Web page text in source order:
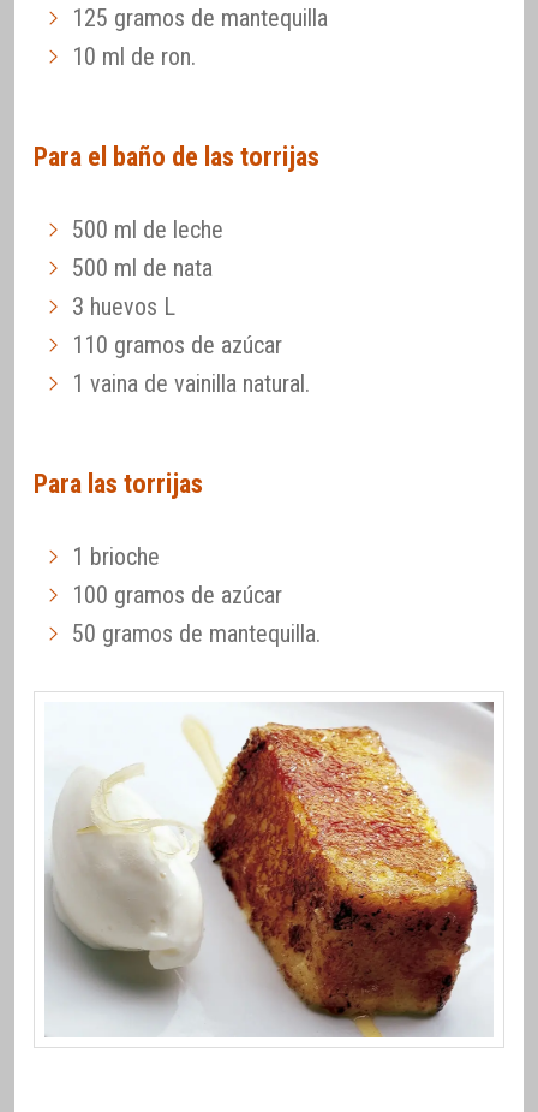
125 gramos de mantequilla
10 ml de ron.
Para el baño de las torrijas
500 ml de leche
500 ml de nata
3 huevos L
110 gramos de azúcar
1 vaina de vainilla natural.
Para las torrijas
1 brioche
100 gramos de azúcar
50 gramos de mantequilla.